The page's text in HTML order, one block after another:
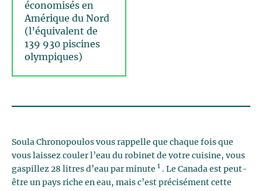
économisés en
Amérique du Nord
(l’équivalent de
139 930 piscines
olympiques)
Soula Chronopoulos vous rappelle que chaque fois que
vous laissez couler l’eau du robinet de votre cuisine, vous
gaspillez 28 litres d’eau par minute 1 . Le Canada est peut-
être un pays riche en eau, mais c’est précisément cette